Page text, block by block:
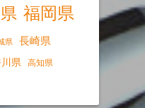
福岡県
県 長崎県
県 高知県